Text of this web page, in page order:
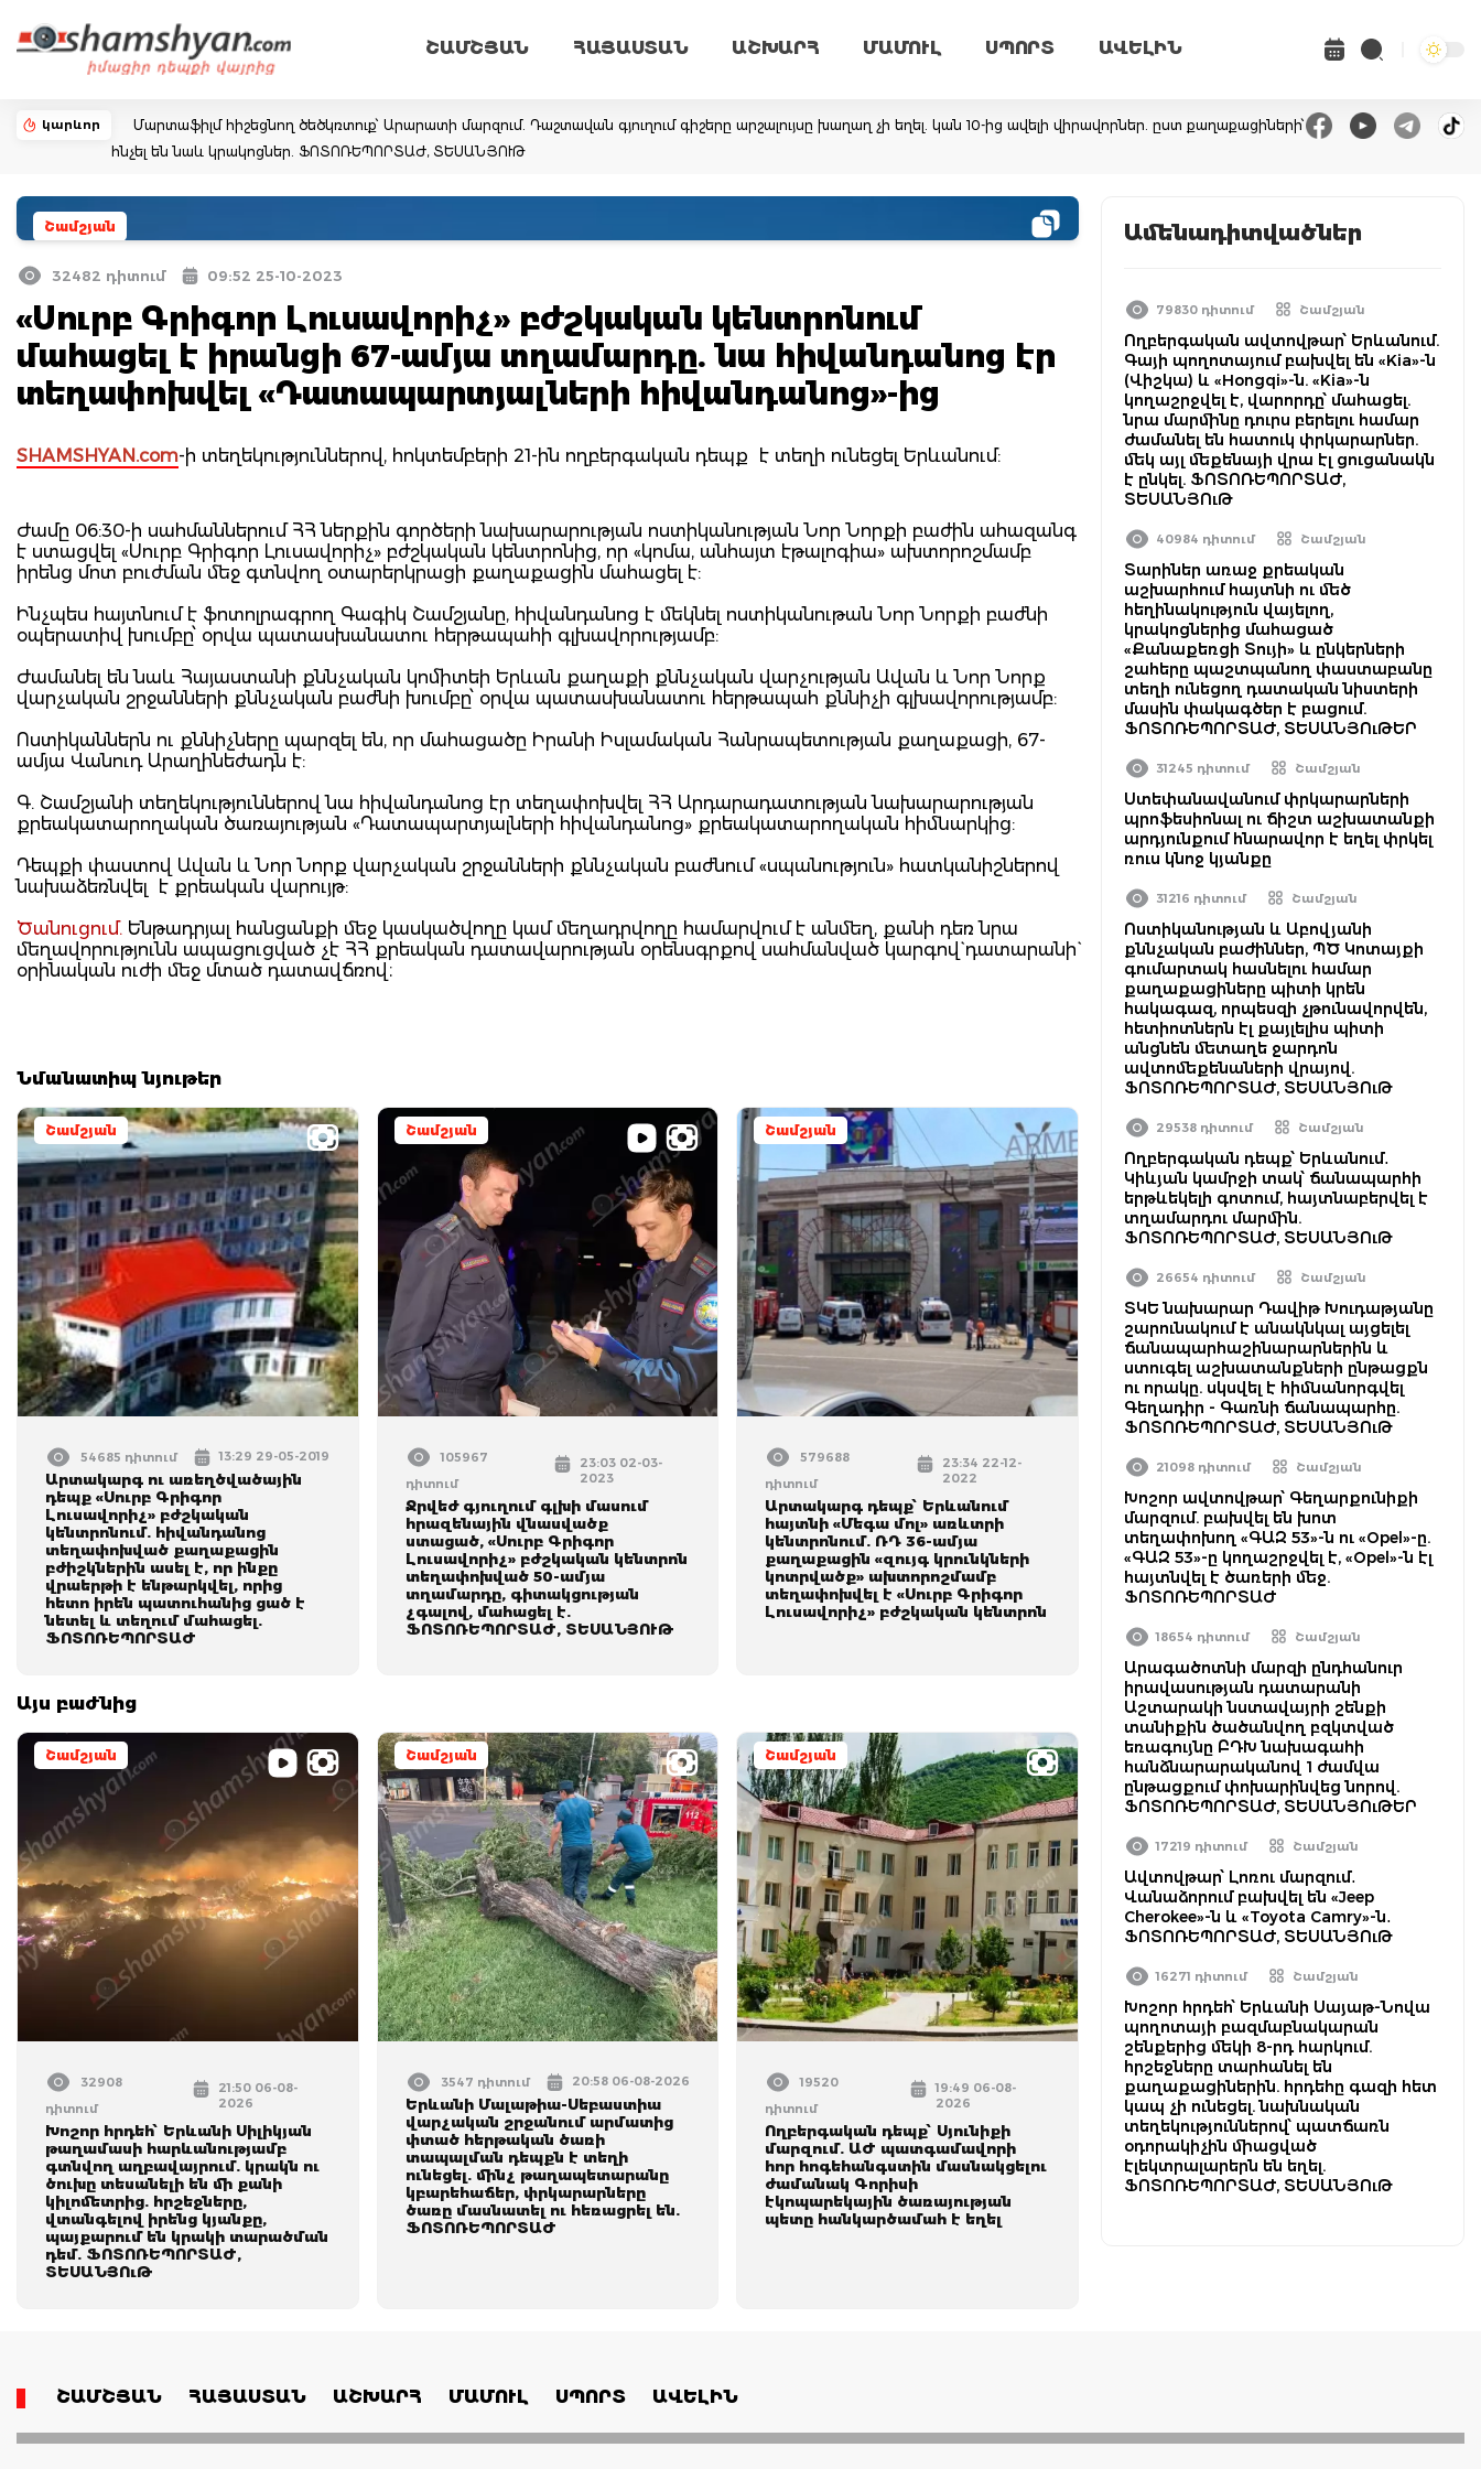
ՇԱՄՇՅԱՆ ՀԱՅԱՍՏԱՆ ԱՇԽԱՐՀ ՄԱՄՈՒԼ ՍՊՈՐՏ ԱՎԵԼԻՆ
կարևոր
Մարտաֆիլմ հիշեցնող ծեծկռտուք՝ Արարատի մարզում. Դաշտավան գյուղում գիշերը արշալույսը խաղաղ չի եղել. կան 10-ից ավելի վիրավորներ. ըստ քաղաքացիների՝
հնչել են նաև կրակոցներ. ՖՈՏՈՌԵՊՈՐՏԱԺ, ՏԵՍԱՆՅՈՒԹ
Շամշյան
32482 դիտում 09:52 25-10-2023
«Սուրբ Գրիգոր Լուսավորիչ» բժշկական կենտրոնում
մահացել է իրանցի 67-ամյա տղամարդը. նա հիվանդանոց էր
տեղափոխվել «Դատապարտյալների հիվանդանոց»-ից
SHAMSHYAN.com-ի տեղեկություններով, հոկտեմբերի 21-ին ողբերգական դեպք է տեղի ունեցել Երևանում:
Ժամը 06:30-ի սահմաններում ՀՀ ներքին գործերի նախարարության ոստիկանության Նոր Նորքի բաժին ահազանգ
է ստացվել «Սուրբ Գրիգոր Լուսավորիչ» բժշկական կենտրոնից, որ «կոմա, անհայտ էթալոգիա» ախտորոշմամբ
իրենց մոտ բուժման մեջ գտնվող օտարերկրացի քաղաքացին մահացել է:
Ինչպես հայտնում է ֆոտոլրագրող Գագիկ Շամշյանը, հիվանդանոց է մեկնել ոստիկանութան Նոր Նորքի բաժնի
օպերատիվ խումբը՝ օրվա պատասխանատու հերթապահի գլխավորությամբ:
Ժամանել են նաև Հայաստանի քննչական կոմիտեի Երևան քաղաքի քննչական վարչության Ավան և Նոր Նորք
վարչական շրջանների քննչական բաժնի խումբը՝ օրվա պատասխանատու հերթապահ քննիչի գլխավորությամբ:
Ոստիկաններն ու քննիչները պարզել են, որ մահացածը Իրանի Իսլամական Հանրապետության քաղաքացի, 67-
ամյա Վանուդ Արաղինեժադն է:
Գ. Շամշյանի տեղեկություններով նա հիվանդանոց էր տեղափոխվել ՀՀ Արդարադատության նախարարության
քրեակատարողական ծառայության «Դատապարտյալների հիվանդանոց» քրեակատարողական հիմնարկից:
Դեպքի փաստով Ավան և Նոր Նորք վարչական շրջանների քննչական բաժնում «սպանություն» հատկանիշներով
նախաձեռնվել է քրեական վարույթ:
Ծանուցում. Ենթադրյալ հանցանքի մեջ կասկածվողը կամ մեղադրվողը համարվում է անմեղ, քանի դեռ նրա
մեղավորությունն ապացուցված չէ ՀՀ քրեական դատավարության օրենսգրքով սահմանված կարգով` դատարանի`
օրինական ուժի մեջ մտած դատավճռով։
Նմանատիպ նյութեր
Շամշյան
54685 դիտում 13:29 29-05-2019
Արտակարգ ու առեղծվածային
դեպք «Սուրբ Գրիգոր
Լուսավորիչ» բժշկական
կենտրոնում. հիվանդանոց
տեղափոխված քաղաքացին
բժիշկներին ասել է, որ ինքը
վրաերթի է ենթարկվել, որից
հետո իրեն պատուհանից ցած է
նետել և տեղում մահացել.
ՖՈՏՈՌԵՊՈՐՏԱԺ
Շամշյան
105967
դիտում
23:03 02-03-
2023
Ջրվեժ գյուղում գլխի մասում
հրազենային վնասվածք
ստացած, «Սուրբ Գրիգոր
Լուսավորիչ» բժշկական կենտրոն
տեղափոխված 50-ամյա
տղամարդը, գիտակցության
չգալով, մահացել է.
ՖՈՏՈՌԵՊՈՐՏԱԺ, ՏԵՍԱՆՅՈՒԹ
Շամշյան
579688
դիտում
23:34 22-12-
2022
Արտակարգ դեպք՝ Երևանում
հայտնի «Մեգա մոլ» առևտրի
կենտրոնում. ՌԴ 36-ամյա
քաղաքացին «զույգ կրունկների
կոտրվածք» ախտորոշմամբ
տեղափոխվել է «Սուրբ Գրիգոր
Լուսավորիչ» բժշկական կենտրոն
Այս բաժնից
Շամշյան
32908
դիտում
21:50 06-08-
2026
Խոշոր հրդեհ՝ Երևանի Սիլիկյան
թաղամասի հարևանությամբ
գտնվող աղբավայրում. կրակն ու
ծուխը տեսանելի են մի քանի
կիլոմետրից. հրշեջները,
վտանգելով իրենց կյանքը,
պայքարում են կրակի տարածման
դեմ. ՖՈՏՈՌԵՊՈՐՏԱԺ,
ՏԵՍԱՆՅՈւԹ
Շամշյան
3547 դիտում 20:58 06-08-2026
Երևանի Մալաթիա-Սեբաստիա
վարչական շրջանում արմատից
փտած հերթական ծառի
տապալման դեպքն է տեղի
ունեցել. մինչ թաղապետարանը
կբարեհաճեր, փրկարարները
ծառը մասնատել ու հեռացրել են.
ՖՈՏՈՌԵՊՈՐՏԱԺ
Շամշյան
19520
դիտում
19:49 06-08-
2026
Ողբերգական դեպք՝ Սյունիքի
մարզում. ԱԺ պատգամավորի
հոր հոգեհանգստին մասնակցելու
ժամանակ Գորիսի
էկոպարեկային ծառայության
պետը հանկարծամահ է եղել
Ամենադիտվածներ
79830 դիտում Շամշյան
Ողբերգական ավտովթար՝ Երևանում.
Գայի պողոտայում բախվել են «Kia»-ն
(Վիշկա) և «Hongqi»-ն. «Kia»-ն
կողաշրջվել է, վարորդը՝ մահացել.
նրա մարմինը դուրս բերելու համար
ժամանել են հատուկ փրկարարներ.
մեկ այլ մեքենայի վրա էլ ցուցանակն
է ընկել. ՖՈՏՈՌԵՊՈՐՏԱԺ,
ՏԵՍԱՆՅՈւԹ
40984 դիտում Շամշյան
Տարիներ առաջ քրեական
աշխարհում հայտնի ու մեծ
հեղինակություն վայելող,
կրակոցներից մահացած
«Քանաքեռցի Տույի» և ընկերների
շահերը պաշտպանող փաստաբանը
տեղի ունեցող դատական նիստերի
մասին փակագծեր է բացում.
ՖՈՏՈՌԵՊՈՐՏԱԺ, ՏԵՍԱՆՅՈւԹԵՐ
31245 դիտում Շամշյան
Ստեփանավանում փրկարարների
պրոֆեսիոնալ ու ճիշտ աշխատանքի
արդյունքում հնարավոր է եղել փրկել
ռուս կնոջ կյանքը
31216 դիտում Շամշյան
Ոստիկանության և Աբովյանի
քննչական բաժիններ, ՊԾ Կոտայքի
գումարտակ հասնելու համար
քաղաքացիները պիտի կրեն
հակագազ, որպեսզի չթունավորվեն,
հետիոտներն էլ քայլելիս պիտի
անցնեն մետաղե ջարդոն
ավտոմեքենաների վրայով.
ՖՈՏՈՌԵՊՈՐՏԱԺ, ՏԵՍԱՆՅՈւԹ
29538 դիտում Շամշյան
Ողբերգական դեպք՝ Երևանում․
Կիևյան կամրջի տակ՝ ճանապարհի
երթևեկելի գոտում, հայտնաբերվել է
տղամարդու մարմին.
ՖՈՏՈՌԵՊՈՐՏԱԺ, ՏԵՍԱՆՅՈւԹ
26654 դիտում Շամշյան
ՏԿԵ նախարար Դավիթ Խուդաթյանը
շարունակում է անակնկալ այցելել
ճանապարհաշինարարներին և
ստուգել աշխատանքների ընթացքն
ու որակը. սկսվել է հիմնանորգվել
Գեղադիր - Գառնի ճանապարհը.
ՖՈՏՈՌԵՊՈՐՏԱԺ, ՏԵՍԱՆՅՈւԹ
21098 դիտում Շամշյան
Խոշոր ավտովթար՝ Գեղարքունիքի
մարզում. բախվել են խոտ
տեղափոխող «ԳԱԶ 53»-ն ու «Opel»-ը.
«ԳԱԶ 53»-ը կողաշրջվել է, «Opel»-ն էլ
հայտնվել է ծառերի մեջ.
ՖՈՏՈՌԵՊՈՐՏԱԺ
18654 դիտում Շամշյան
Արագածոտնի մարզի ընդհանուր
իրավասության դատարանի
Աշտարակի նստավայրի շենքի
տանիքին ծածանվող բզկտված
եռագույնը ԲԴԽ նախագահի
հանձնարարականով 1 ժամվա
ընթացքում փոխարինվեց նորով.
ՖՈՏՈՌԵՊՈՐՏԱԺ, ՏԵՍԱՆՅՈւԹԵՐ
17219 դիտում Շամշյան
Ավտովթար՝ Լոռու մարզում․
Վանաձորում բախվել են «Jeep
Cherokee»-ն և «Toyota Camry»-ն․
ՖՈՏՈՌԵՊՈՐՏԱԺ, ՏԵՍԱՆՅՈւԹ
16271 դիտում Շամշյան
Խոշոր հրդեհ՝ Երևանի Սայաթ-Նովա
պողոտայի բազմաբնակարան
շենքերից մեկի 8-րդ հարկում.
հրշեջները տարհանել են
քաղաքացիներին. հրդեհը գազի հետ
կապ չի ունեցել. նախնական
տեղեկություններով՝ պատճառն
օդորակիչին միացված
էլեկտրալարերն են եղել.
ՖՈՏՈՌԵՊՈՐՏԱԺ, ՏԵՍԱՆՅՈւԹ
ՇԱՄՇՅԱՆ ՀԱՅԱՍՏԱՆ ԱՇԽԱՐՀ ՄԱՄՈՒԼ ՍՊՈՐՏ ԱՎԵԼԻՆ